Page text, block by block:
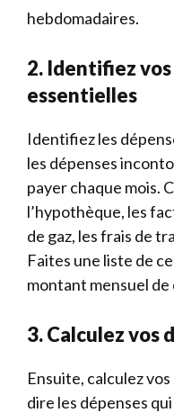
hebdomadaires.
2. Identifiez
essentielles
Identifiez les
les dépenses
payer chaque mois.
l’hypothèque, les
de gaz, les frais de
Faites une liste de
montant mensuel de
3. Calculez vos
Ensuite, calculez
dire les dépenses